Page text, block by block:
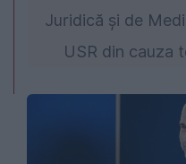
Juridică și de
USR din cauza